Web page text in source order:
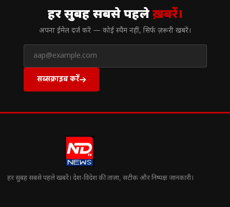
हर सुबह सबसे पहलेख़बरें।
अपना ईमेल दर्ज करें — कोई स्पैम नहीं, सिर्फ ज़रूरी खबरें।
सब्सक्राइब करें
हर सुबह सबसे पहले खबरें। देश-विदेश की ताज़ा, सटीक और निष्पक्ष जानकारी।